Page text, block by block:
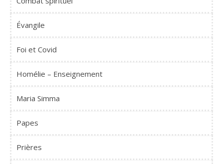
Évangile
Foi et Covid
Homélie – Enseignement
Maria Simma
Papes
Prières